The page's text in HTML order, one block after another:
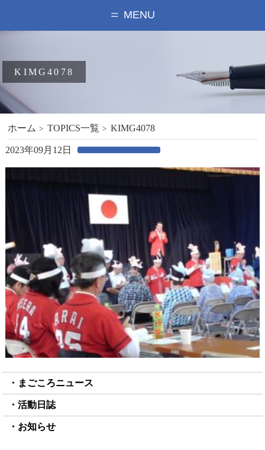
MENU
KIMG4078
ホーム TOPICS一覧 KIMG4078
2023年09月12日
まごころニュース
活動日誌
お知らせ